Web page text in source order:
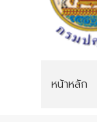
หน้าหลัก